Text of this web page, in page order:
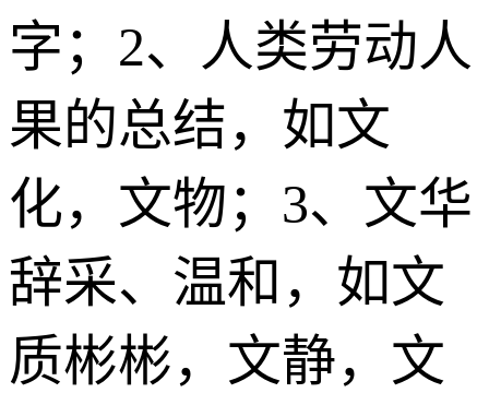
字；2、人类劳动人
果的总结，如文
化，文物；3、文华
辞采、温和，如文
质彬彬，文静，文